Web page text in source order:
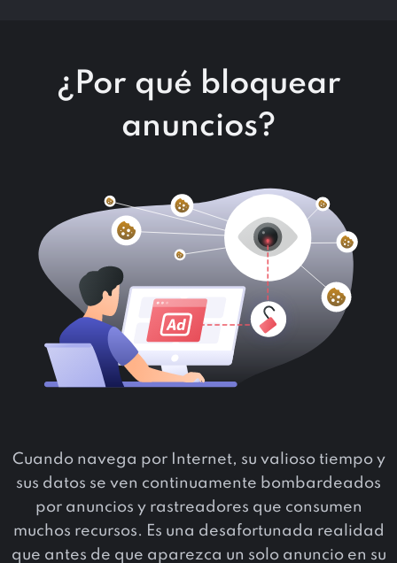
¿Por qué bloquear
anuncios?
Cuando navega por Internet, su valioso tiempo y
sus datos se ven continuamente bombardeados
por anuncios y rastreadores que consumen
muchos recursos. Es una desafortunada realidad
que antes de que aparezca un solo anuncio en su